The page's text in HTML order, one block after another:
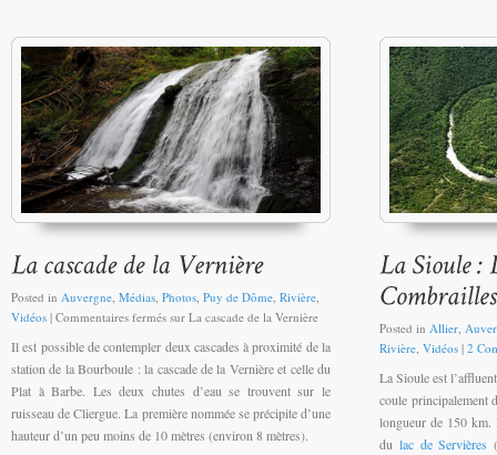
Posted in Auvergne Médias Photos Puy de Dôme Rivière
Vidéos | Commentaires fermés sur La cascade de la Vernière
Il est possible de contempler deux cascades à proximité de la
station de la Bourboule : la cascade de la Vernière et celle du
Plat à Barbe. Les deux chutes d’eau se trouvent sur le
ruisseau de Cliergue. La première nommée se précipite d’une
hauteur d’un peu moins de 10 mètres (environ 8 mètres).
Posted in Allier,
Rivière, Vidéos | 2
La Sioule est
coule principalement
longueur de 150
du lac de Servières